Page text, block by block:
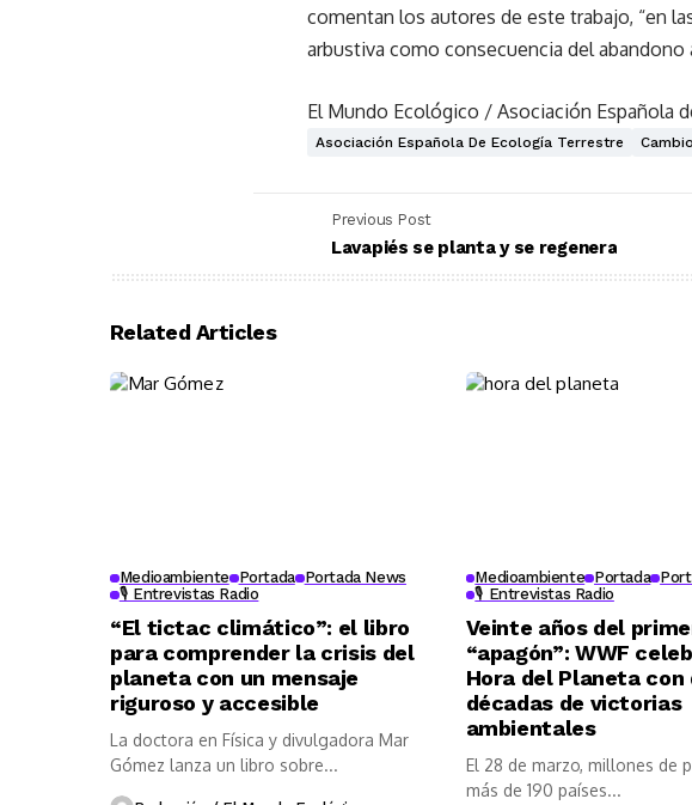
comentan los autores de este trabajo, “en
arbustiva como consecuencia del abandono
El Mundo Ecológico / Asociación Española
Asociación Española De Ecología Terrestre
Previous Post
Lavapiés se planta y se regenera
Related Articles
Medioambiente Portada Portada News
🎙️ Entrevistas Radio
“El tictac climático”: el libro
para comprender la crisis del
planeta con un mensaje
riguroso y accesible
La doctora en Física y divulgadora Mar
Gómez lanza un libro sobre...
Medioambiente Portada
🎙️ Entrevistas Radio
Veinte años del
“apagón”: WWF
Hora del Planeta con
décadas de victorias
ambientales
El 28 de marzo, millones de
más de 190 países...